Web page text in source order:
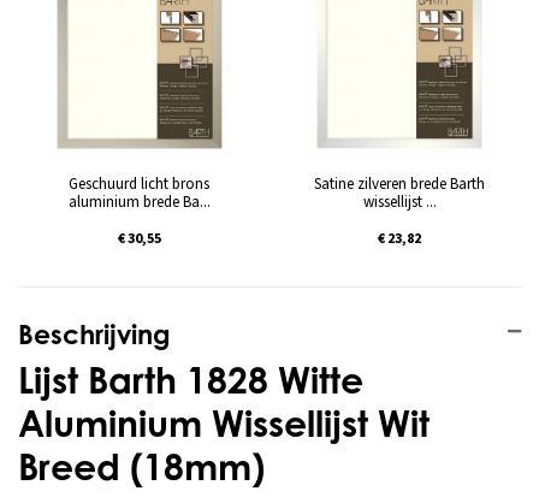
Beschrijving
Lijst Barth 1828 Witte
Aluminium Wissellijst Wit
Breed (18mm)
Geschuurd licht brons
aluminium brede Ba...
€ 30,55
Satine zilveren brede Barth
wissellijst ...
€ 23,82